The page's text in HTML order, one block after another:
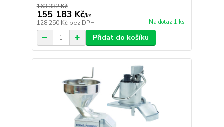
163 332 Kč
155 183 Kč/ks
128 250 Kč bez DPH Na dotaz 1 ks
Přidat do košíku